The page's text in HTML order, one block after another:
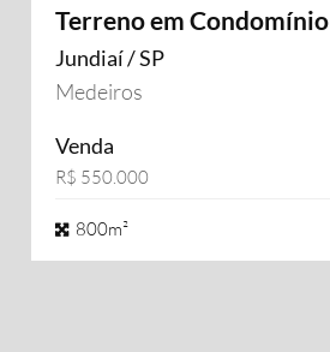
Terreno em Condomínio
Jundiaí / SP
Medeiros
Venda
R$ 550.000
800m²